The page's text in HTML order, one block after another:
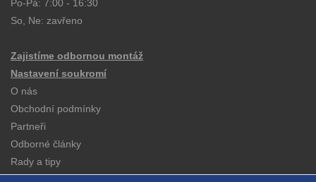
Po-Pá: 7:00 - 16:30
So, Ne: zavřeno
Zajistíme odbornou montáž
Nastavení soukromí
O nás
Obchodní podmínky
Partneři
Odborné články
Rady a tipy